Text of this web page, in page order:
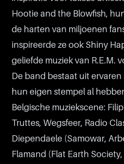
Hootie and the Blowfish,
de harten van miljoenen
inspireerde ze ook Shiny
geliefde muziek van R.E.M.
De band bestaat uit
hun eigen stempel al
Belgische muziekscene:
Truttes, Wegsfeer, Radio
Diependaele (Samowar,
Flamand (Flat Earth